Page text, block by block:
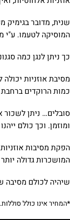
שנית, מדובר בגימיק
המוסיקה לטעמו. ע"י
כך ניתן לנגן כמה
מסיבת אוזניות יכולה
כמות הרוקדים ברחבת
סובלים… ניתן לשכור
ומוזמן. וכך כולם
הפקת מסיבות
המושכרות גדולה
שיהיה לכולם
*המחיר אינו כולל סוללות.